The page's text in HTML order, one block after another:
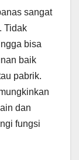
sangat
Tidak
bisa
baik
pabrik.
dan
fungsi